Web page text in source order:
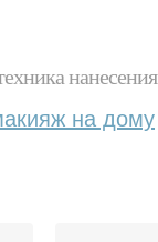
нанесения
на дому